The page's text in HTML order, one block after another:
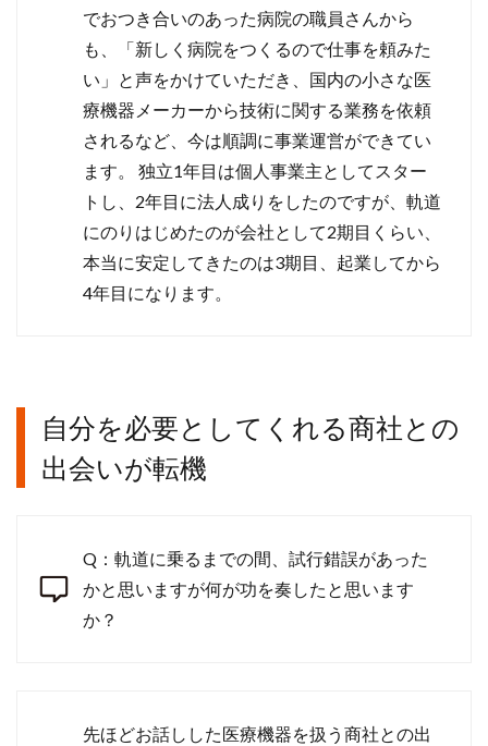
でおつき合いのあった病院の職員さんから
も、「新しく病院をつくるので仕事を頼みた
い」と声をかけていただき、国内の小さな医
療機器メーカーから技術に関する業務を依頼
されるなど、今は順調に事業運営ができてい
ます。 独立1年目は個人事業主としてスター
トし、2年目に法人成りをしたのですが、軌道
にのりはじめたのが会社として2期目くらい、
本当に安定してきたのは3期目、起業してから
4年目になります。
自分を必要としてくれる商社との
出会いが転機
Q：軌道に乗るまでの間、試行錯誤があった
かと思いますが何が功を奏したと思います
か？
先ほどお話しした医療機器を扱う商社との出